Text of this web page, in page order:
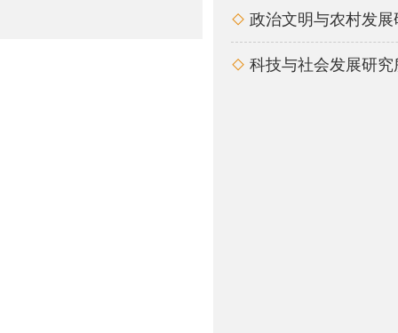
 政治文明与农村发展
 科技与社会发展研究